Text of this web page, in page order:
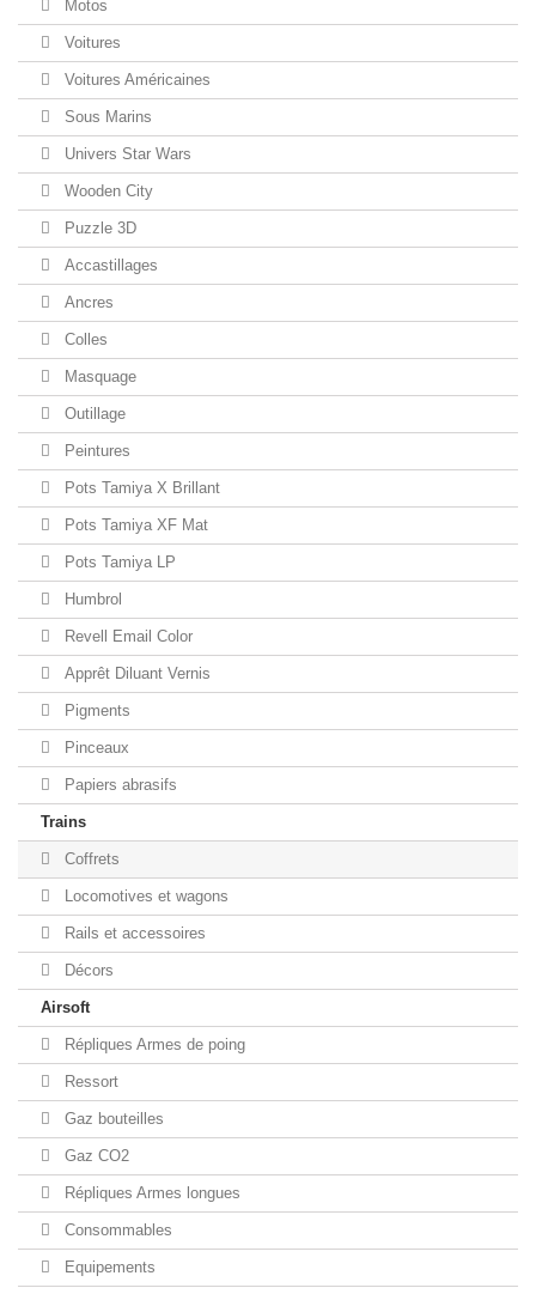
Motos
Voitures
Voitures Américaines
Sous Marins
Univers Star Wars
Wooden City
Puzzle 3D
Accastillages
Ancres
Colles
Masquage
Outillage
Peintures
Pots Tamiya X Brillant
Pots Tamiya XF Mat
Pots Tamiya LP
Humbrol
Revell Email Color
Apprêt Diluant Vernis
Pigments
Pinceaux
Papiers abrasifs
Trains
Coffrets
Locomotives et wagons
Rails et accessoires
Décors
Airsoft
Répliques Armes de poing
Ressort
Gaz bouteilles
Gaz CO2
Répliques Armes longues
Consommables
Equipements